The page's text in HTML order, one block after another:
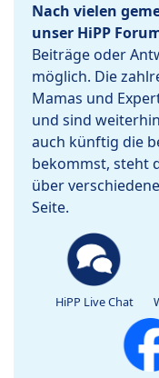
Nach vielen
unser HiPP
Beiträge oder
möglich. Die
Mamas und
und sind
auch künftig die
bekommst, steht
über
Seite.
HiPP Live Chat